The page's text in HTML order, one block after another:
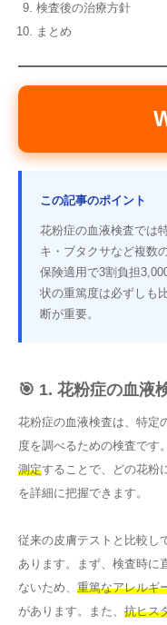
検査後の治療方針
まとめ
この記事のポイント
花粉症の血液検査では
キ・ブタクサなど複数
保険適用で3割負担
状の重篤度は必ずしも
断が重要。
🎯 1. 花粉症の血液
花粉症の血液検査は、特定
度を調べるための検査です
測定することで、どの花粉
を詳細に把握できます。
従来の皮膚テストと比較し
あります。まず、検査時に
ないため、 重篤なアレルギ
があります。また、 抗ヒス